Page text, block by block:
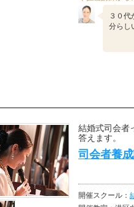
３０
分らし
結婚式司会者
答えます。
司会者養
開催スクール：